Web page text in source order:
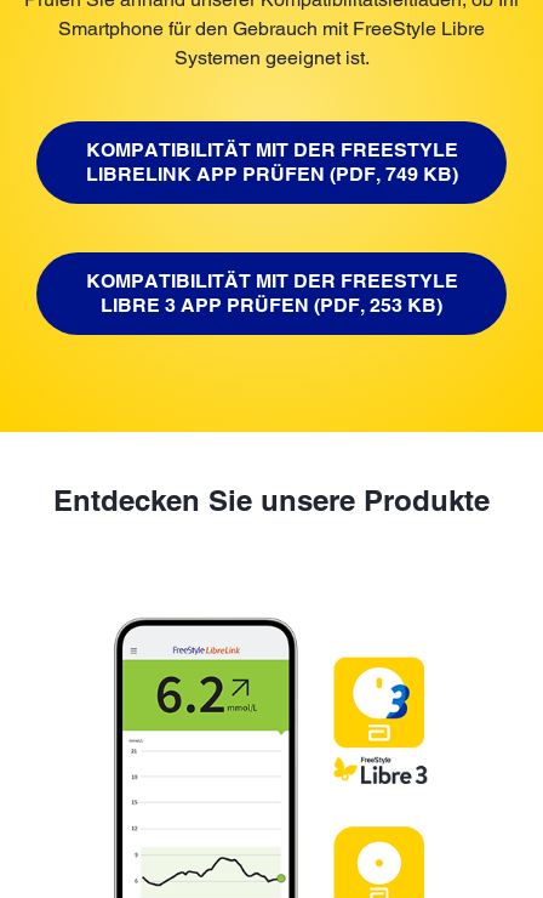
Smartphone für den Gebrauch mit FreeStyle Libre
Systemen geeignet ist.
KOMPATIBILITÄT MIT DER FREESTYLE
LIBRELINK APP PRÜFEN (PDF, 749 KB)
KOMPATIBILITÄT MIT DER FREESTYLE
LIBRE 3 APP PRÜFEN (PDF, 253 KB)
Entdecken Sie unsere Produkte